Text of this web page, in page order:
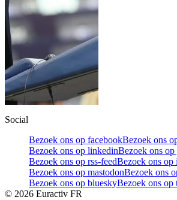
Social
Bezoek ons op facebookBezoek ons
Bezoek ons op linkedinBezoek ons
Bezoek ons op rss-feedBezoek ons op
Bezoek ons op mastodonBezoek ons
Bezoek ons op blueskyBezoek ons op
© 2026 Euractiv FR